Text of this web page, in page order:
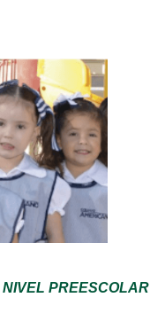
PREESCOLAR